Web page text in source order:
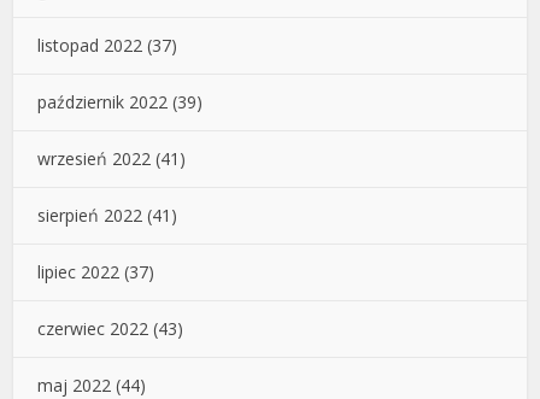
listopad 2022 (37)
październik 2022 (39)
wrzesień 2022 (41)
sierpień 2022 (41)
lipiec 2022 (37)
czerwiec 2022 (43)
maj 2022 (44)